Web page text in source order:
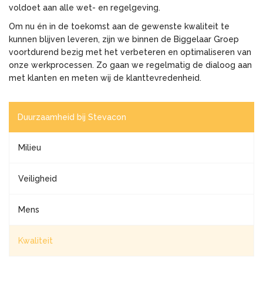
voldoet aan alle wet- en regelgeving.
Om nu én in de toekomst aan de gewenste kwaliteit te
kunnen blijven leveren, zijn we binnen de Biggelaar Groep
voortdurend bezig met het verbeteren en optimaliseren van
onze werkprocessen. Zo gaan we regelmatig de dialoog aan
met klanten en meten wij de klanttevredenheid.
Duurzaamheid bij Stevacon
Milieu
Veiligheid
Mens
Kwaliteit